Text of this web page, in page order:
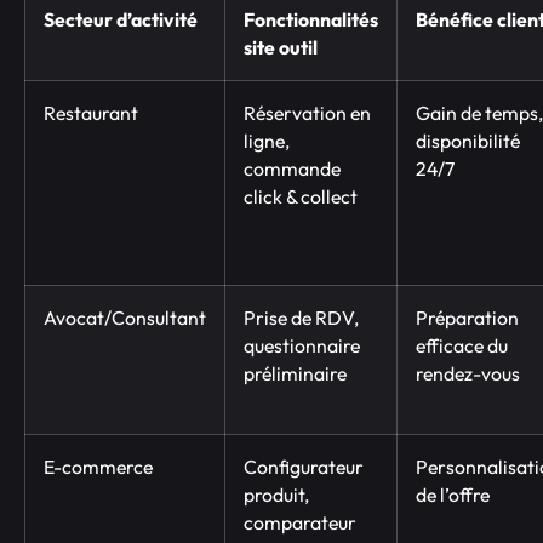
Secteur d’activité
Fonctionnalités
site outil
Bénéfice
Restaurant
Réservation en
ligne,
commande
click & collect
Gain de temps,
disponibilité
24/7
Avocat/Consultant
Prise de RDV,
questionnaire
préliminaire
Préparation
efficace du
rendez-vous
E-commerce
Configurateur
produit,
comparateur
de l’offre